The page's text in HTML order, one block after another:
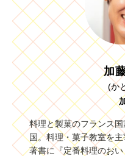
加
(か
料理と製菓のフランス
国。料理・菓子教室を
著書に『定番料理のお